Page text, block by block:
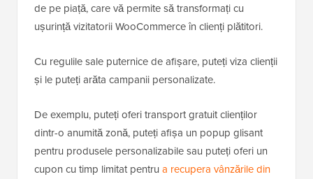
de pe piață, care vă permite să transformați cu
ușurință vizitatorii WooCommerce în clienți plătitori.
Cu regulile sale puternice de afișare, puteți viza clienții
și le puteți arăta campanii personalizate.
De exemplu, puteți oferi transport gratuit clienților
dintr-o anumită zonă, puteți afișa un popup glisant
pentru produsele personalizabile sau puteți oferi un
cupon cu timp limitat pentru a recupera vânzările din